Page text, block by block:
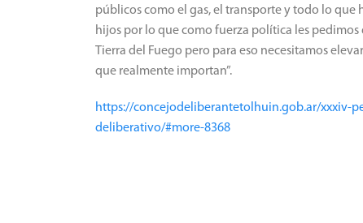
públicos como el gas, el transporte y todo lo que
hijos por lo que como fuerza política les
Tierra del Fuego pero para eso necesitamos
que realmente importan”.
https://concejodeliberantetolhuin.gob.ar/xxxiv-
deliberativo/#more-8368